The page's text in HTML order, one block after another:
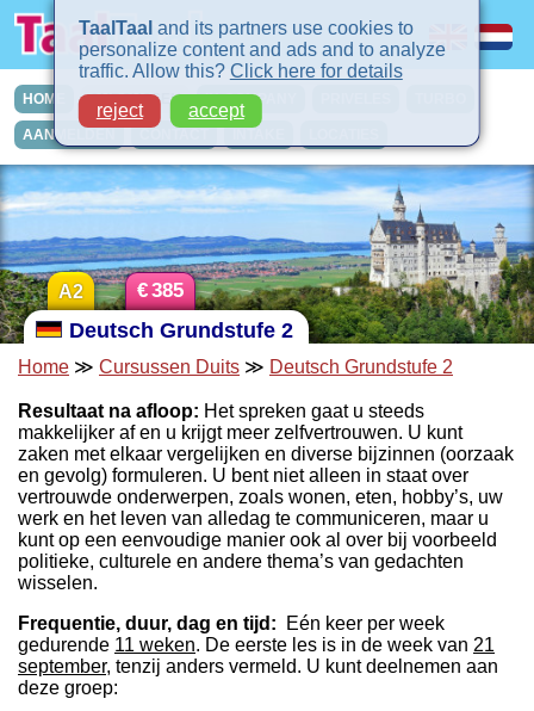
HOME CURSUSSEN IN-COMPANY
AANMELDEN
Deutsch Grundstufe 2
A2 €385
Home ≫ Cursussen Duits ≫ Deutsch Grundstufe 2
Resultaat na afloop: Het spreken gaat u steeds
makkelijker af en u krijgt meer zelfvertrouwen. U kunt
zaken met elkaar vergelijken en diverse bijzinnen (oorzaak
en gevolg) formuleren. U bent niet alleen in staat over
vertrouwde onderwerpen, zoals wonen, eten, hobby’s, uw
werk en het leven van alledag te communiceren, maar u
kunt op een eenvoudige manier ook al over bij voorbeeld
politieke, culturele en andere thema’s van gedachten
wisselen.
Frequentie, duur, dag en tijd: Eén keer per week
gedurende 11 weken. De eerste les is in de week van 21
september, tenzij anders vermeld. U kunt deelnemen aan
deze groep:
TaalTaal and its partners use cookies to
personalize content and ads and to analyze
traffic. Allow this? Click here for details
reject
accept